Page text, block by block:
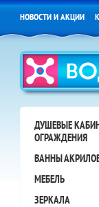
НОВОСТИ И АКЦИИ
ДУШЕВЫЕ
ОГРАЖДЕНИЯ
ВАННЫ
МЕБЕЛЬ
ЗЕРКАЛА